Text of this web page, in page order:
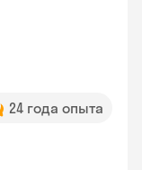
24 года опыта